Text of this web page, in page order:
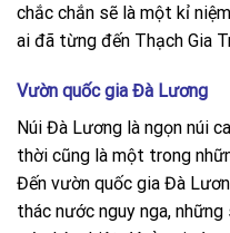
chắc chắn sẽ là một kỉ
ai đã từng đến Thạch Gia
Vườn quốc gia Đà Lương
Núi Đà Lương là ngọn núi
thời cũng là một trong
Đến vườn quốc gia Đà
thác nước nguy nga,